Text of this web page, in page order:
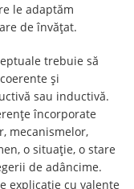
le adaptăm
de învățat.
trebuie să
şi
sau inductivă.
încorporate
mecanismelor,
o situație, o stare
de adâncime.
explicație cu valențe